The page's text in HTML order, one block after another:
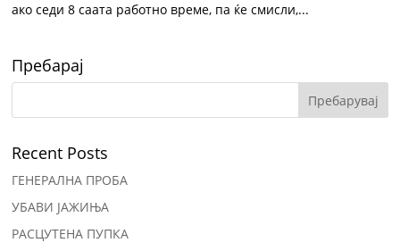
ако седи 8 саата работно време, па ќе смисли,...
Пребарај
Recent Posts
ГЕНЕРАЛНА ПРОБА
УБАВИ ЈАЖИЊА
РАСЦУТЕНА ПУПКА